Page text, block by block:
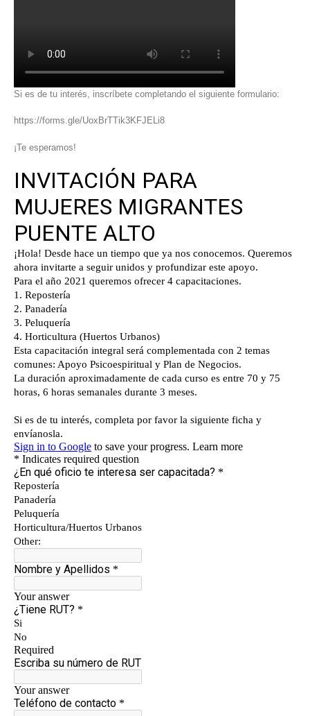
Si es de tu interés, inscríbete completando el siguiente formulario:
https://forms.gle/UoxBrTTik3KFJELi8
¡Te esperamos!